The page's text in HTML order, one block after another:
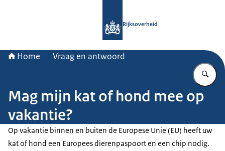
Rijksoverheid
Home Vraag en antwoord
Mag mijn kat of hond mee op
vakantie?
Op vakantie binnen en buiten de Europese Unie (EU) heeft uw
kat of hond een Europees dierenpaspoort en een chip nodig.